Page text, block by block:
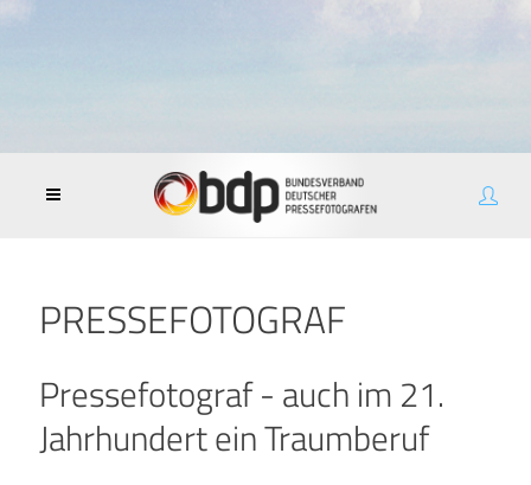
PRESSEFOTOGRAF
Pressefotograf - auch im 21.
Jahrhundert ein Traumberuf